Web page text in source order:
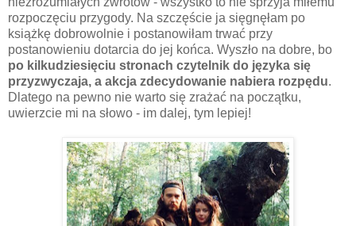
rozpoczęciu przygody. Na szczęście ja sięgnęłam po
książkę dobrowolnie i postanowiłam trwać przy
postanowieniu dotarcia do jej końca. Wyszło na dobre, bo
po kilkudziesięciu stronach czytelnik do języka się
przyzwyczaja, a akcja zdecydowanie nabiera rozpędu.
Dlatego na pewno nie warto się zrażać na początku,
uwierzcie mi na słowo - im dalej, tym lepiej!